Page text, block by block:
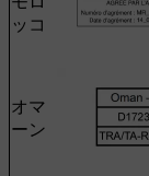
ッコ
オマ
ーン